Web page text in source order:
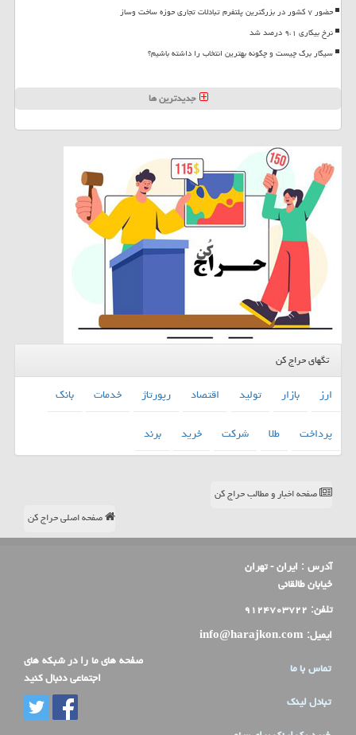
حضور ۷ کشور در بزرگترین پلتفرم تبادلات تجاری حوزه ساخت وساز
نرخ بیکاری ۹،۱ درصد شد
سیگار برگ چیست و چگونه بهترین انتخاب را داشته باشیم؟
جدیدترین ها
تگهای حراج کن
ارز بازار تولید اقتصاد رپورتاژ خدمات
بانك
پرداخت
طلا شركت خرید برند
صفحه اخبار و مطالب حراج کن
صفحه اصلی حراج کن
آدرس : ایران - تهران
خیابان طالقانی
تلفن: ۹۱۲۴۷۰۳۷۲۲
ایمیل: info@harajkon.com
تماس با ما
تبادل لینک
صفحه های ما را در شبکه های
اجتماعی دنبال کنید